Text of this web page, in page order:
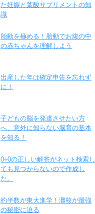
た妊娠と葉酸サプリメントの知
識
胎動を極める！胎動でお腹の中
の赤ちゃんを理解しよう
出産した年は確定申告を忘れず
に！
子どもの脳を発達させたい方
へ、意外に知らない脳育の基本
を知る！
0÷0の正しい解答がネット検索し
ても見つからないので作成し
た。
約半数が東大進学！灘校が最強
の秘密に迫る